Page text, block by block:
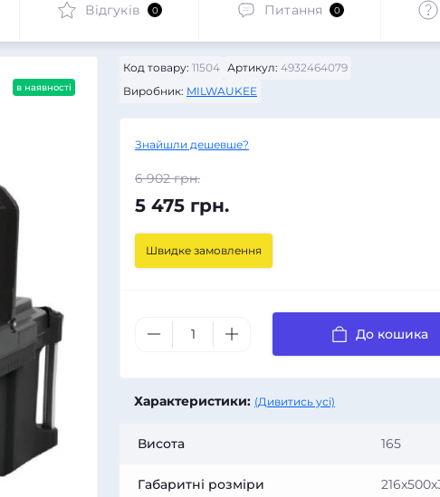
Відгуків 0 Питання 0
в наявності
Код товару: 11504 Артикул: 4932464079
Виробник: MILWAUKEE
Знайшли дешевше?
6 902 грн.
5 475 грн.
Швидке замовлення
До кошика
Характеристики: (Дивитись усі)
Висота 165
Габаритні розміри